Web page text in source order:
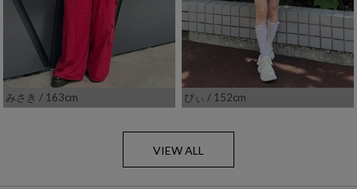
みさき / 163cm ぴぃ / 152cm
VIEW ALL